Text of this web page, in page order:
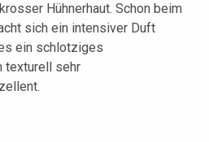
Hühnerhaut. Schon beim
sich ein intensiver Duft
ein schlotziges
texturell sehr